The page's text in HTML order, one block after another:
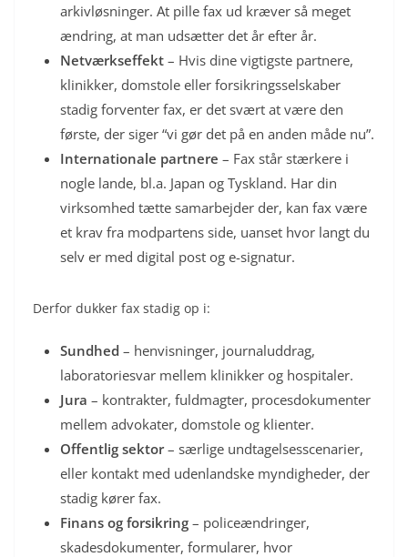
arkivløsninger. At pille fax ud kræver så meget
ændring, at man udsætter det år efter år.
Netværkseffekt – Hvis dine vigtigste partnere,
klinikker, domstole eller forsikringsselskaber
stadig forventer fax, er det svært at være den
første, der siger “vi gør det på en anden måde nu”.
Internationale partnere – Fax står stærkere i
nogle lande, bl.a. Japan og Tyskland. Har din
virksomhed tætte samarbejder der, kan fax være
et krav fra modpartens side, uanset hvor langt du
selv er med digital post og e-signatur.
Derfor dukker fax stadig op i:
Sundhed – henvisninger, journaluddrag,
laboratoriesvar mellem klinikker og hospitaler.
Jura – kontrakter, fuldmagter, procesdokumenter
mellem advokater, domstole og klienter.
Offentlig sektor– særlige undtagelsesscenarier,
eller kontakt med udenlandske myndigheder, der
stadig kører fax.
Finans og forsikring – policeændringer,
skadesdokumenter, formularer, hvor